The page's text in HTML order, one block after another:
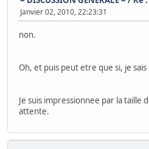
Janvier 02, 2010, 22:23:31
non.
Oh, et puis peut etre que si, je sais
Je suis impressionnee par la taille
attente.